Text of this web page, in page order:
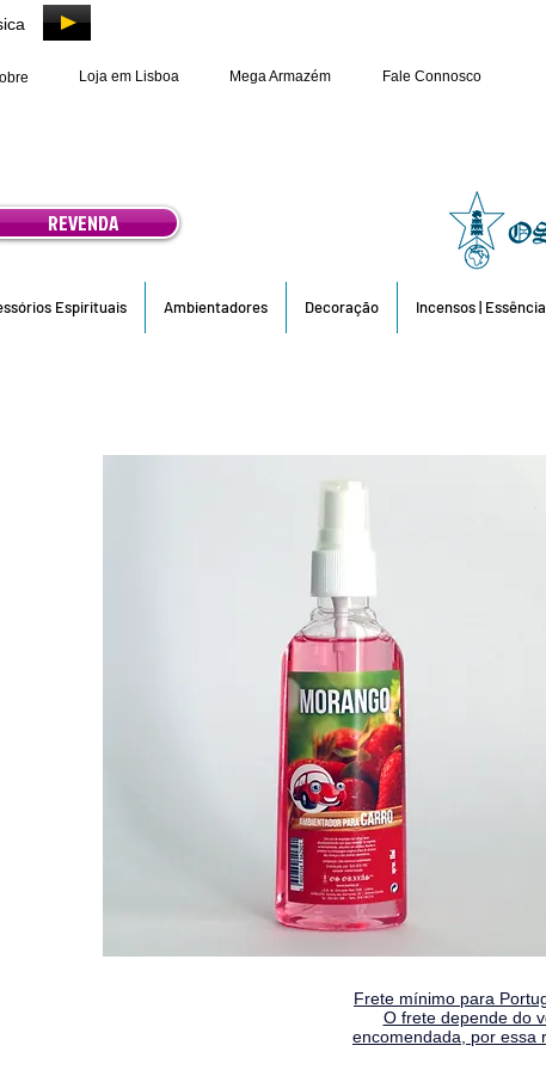
Loja em Lisboa Mega Armazém Fale Connosco
REVENDA
Espirituais Ambientadores Decoração Incensos |
Frete mínimo para
O frete depende do
encomendada, por essa